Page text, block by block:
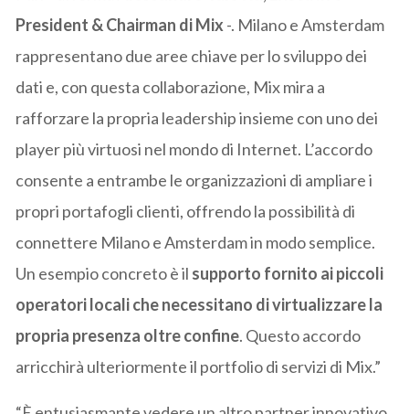
President & Chairman di Mix-. Milano e Amsterdam
rappresentano due aree chiave per lo sviluppo dei
dati e, con questa collaborazione, Mix mira a
rafforzare la propria leadership insieme con uno dei
player più virtuosi nel mondo di Internet. L’accordo
consente a entrambe le organizzazioni di ampliare i
propri portafogli clienti, offrendo la possibilità di
connettere Milano e Amsterdam in modo semplice.
Un esempio concreto è il supporto fornito ai piccoli
operatori locali che necessitano di virtualizzare la
propria presenza oltre confine. Questo accordo
arricchirà ulteriormente il portfolio di servizi di Mix.”